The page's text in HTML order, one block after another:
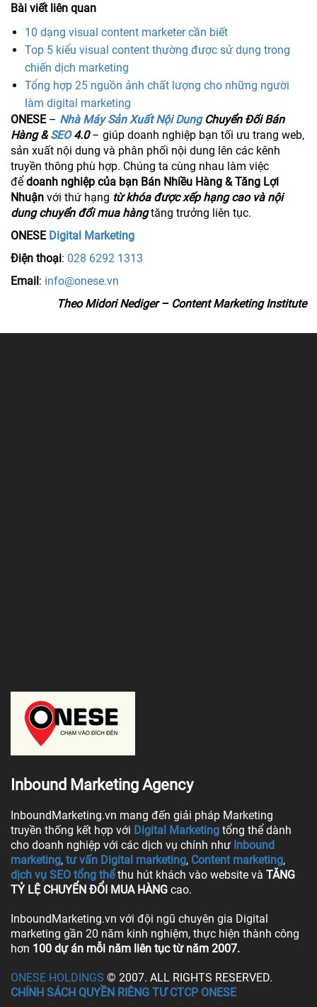
Bài viết liên quan
10 dạng visual content marketer cần biết
Top 5 kiểu visual content thường được sử dụng trong
chiến dịch marketing
Tổng hợp 25 nguồn ảnh chất lượng cho những người
làm digital marketing
ONESE– Nhà Máy Sản Xuất Nội DungChuyển Đổi Bán
Hàng &SEO4.0– giúp doanh nghiệp bạn tối ưu trang web,
sản xuất nội dung và phân phối nội dung lên các kênh
truyền thông phù hợp. Chúng ta cùng nhau làm việc
để doanh nghiệp của bạn Bán Nhiều Hàng & Tăng Lợi
Nhuận với thứ hạng từ khóa được xếp hạng cao và nội
dung chuyển đổi mua hàngtăng trưởng liên tục.
ONESE Digital Marketing
Điện thoại: 028 6292 1313
Email: info@onese.vn
Theo Midori Nediger – Content Marketing Institute
Inbound Marketing Agency
InboundMarketing.vn mang đến giải pháp Marketing
truyền thống kết hợp với Digital Marketing tổng thể dành
cho doanh nghiệp với các dịch vụ chính như Inbound
marketing, tư vấn Digital marketing, Content marketing,
dịch vụ SEO tổng thể thu hút khách vào website và TĂNG
TỶ LỆ CHUYỂN ĐỔI MUA HÀNG cao.
InboundMarketing.vn với đội ngũ chuyên gia Digital
marketing gần 20 năm kinh nghiệm, thực hiện thành công
hơn 100 dự án mỗi năm liên tục từ năm 2007.
ONESE HOLDINGS © 2007. ALL RIGHTS RESERVED.
CHÍNH SÁCH QUYỀN RIÊNG TƯ CTCP ONESE